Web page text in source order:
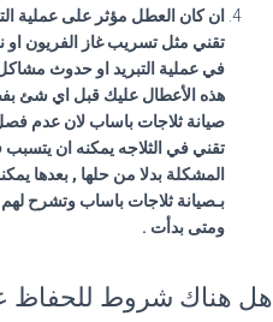
ان كان العطل مؤثر على عملية
تقني مثل تسريب غاز الفريون
في عملية التبريد او حدوث
هذه الأعطال عليك قبل اي شئ
صيانة ثلاجات باساب لان عدم
تقني في الثلاجه يمكنه ان
المشكلة بدلا من حلها , بعدها
بـصيانة ثلاجات باساب وتشرح لهم
ومتى بدأت .
هل هناك شروط للحفاظ